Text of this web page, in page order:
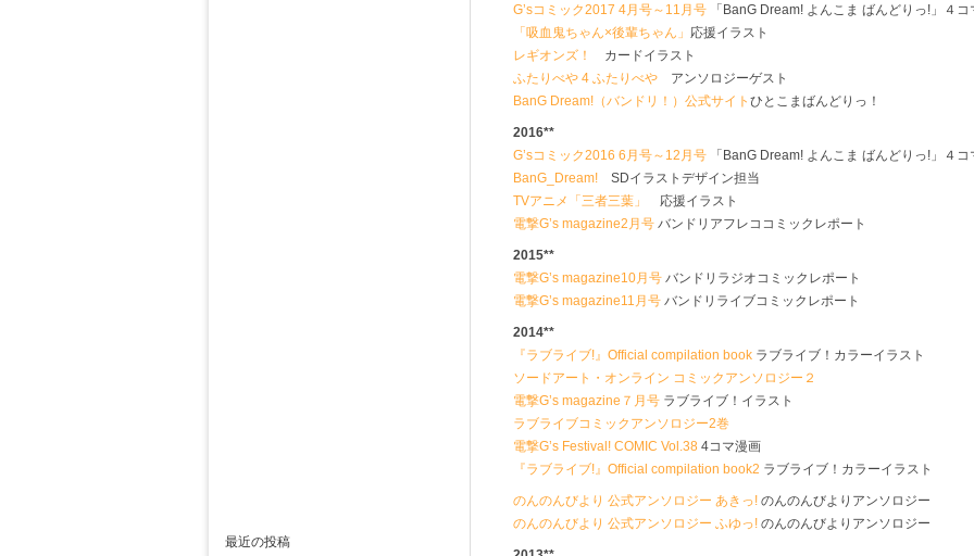
G’sコミック2017 4月号～11月号 「BanG Dream! よんこま ばんどりっ!」４コ
「吸血鬼ちゃん×後輩ちゃん」 応援イラスト
レギオンズ！
カードイラスト
ふたりべや 4 ふたりべや アンソロジーゲスト
BanG Dream!（バンドリ！）公式サイト ひとこまばんどりっ！
2016**
G’sコミック2016 6月号～12月号 「BanG Dream! よんこま ばんどりっ!」４コ
BanG_Dream! SDイラストデザイン担当
TVアニメ「三者三葉」
応援イラスト
電撃G’s magazine2月号 バンドリアフレココミックレポート
2015**
電撃G’s magazine10月号 バンドリラジオコミックレポート
電撃G’s magazine11月号 バンドリライブコミックレポート
2014**
『ラブライブ!』Official compilation book ラブライブ！カラーイラスト
ソードアート・オンライン コミックアンソロジー２
電撃G’s magazine７月号 ラブライブ！イラスト
ラブライブコミックアンソロジー2巻
電撃G’s Festival! COMIC Vol.38 4コマ漫画
『ラブライブ!』Official compilation book2 ラブライブ！カラーイラスト
のんのんびより 公式アンソロジー あきっ! のんのんびよりアンソロジー
のんのんびより 公式アンソロジー ふゆっ! のんのんびよりアンソロジー
最近の投稿